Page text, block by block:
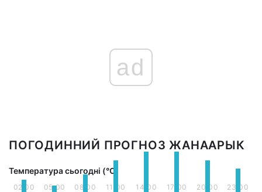
ad
ПОГОДИННИЙ ПРОГНОЗ ЖАНААРЫК
Температура сьогодні (°С)
02:00 05:00 08:00 11:00 14:00 17:00 20:00 23:00